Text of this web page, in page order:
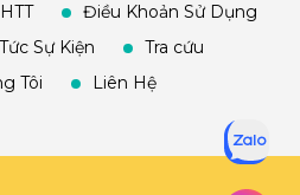
Điều Khoản Sử Dụng
Sự Kiện
Tra cứu
Tôi
Liên Hệ